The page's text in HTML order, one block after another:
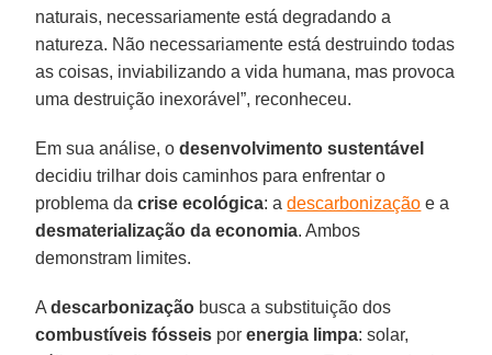
naturais, necessariamente está degradando a
natureza. Não necessariamente está destruindo todas
as coisas, inviabilizando a vida humana, mas provoca
uma destruição inexorável”, reconheceu.
Em sua análise, odesenvolvimento sustentável
decidiu trilhar dois caminhos para enfrentar o
problema dacrise ecológica: adescarbonização e a
desmaterialização da economia. Ambos
demonstram limites.
Adescarbonização busca a substituição dos
combustíveis fósseis porenergia limpa: solar,